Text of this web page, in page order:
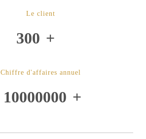
Le client
300 +
Chiffre d'affaires annuel
10000000 +